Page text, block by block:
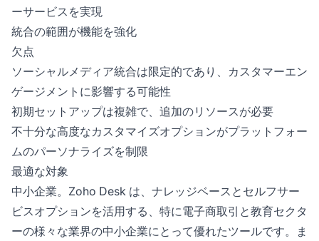
ーサービスを実現
統合の範囲が機能を強化
欠点
ソーシャルメディア統合は限定的であり、カスタマーエン
ゲージメントに影響する可能性
初期セットアップは複雑で、追加のリソースが必要
不十分な高度なカスタマイズオプションがプラットフォー
ムのパーソナライズを制限
最適な対象
中小企業。Zoho Desk は、ナレッジベースとセルフサー
ビスオプションを活用する、特に電子商取引と教育セクタ
ーの様々な業界の中小企業にとって優れたツールです。ま